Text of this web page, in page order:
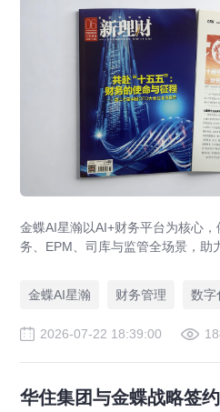
金蝶AI星瀚以AI+财务平台为核心
务、EPM、司库与监管全场景，助
金蝶AI星瀚 财务管理 数字
2026-07-22 18:39:00
华住集团与金蝶战略签